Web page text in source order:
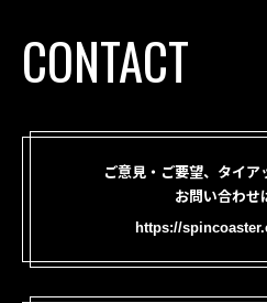
CONTACT
ご意見・ご要望、タイア
お問い合わせ
https://